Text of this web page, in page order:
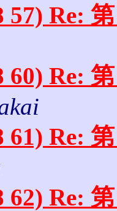
57) Re:
60) Re:
61) Re:
62) Re: